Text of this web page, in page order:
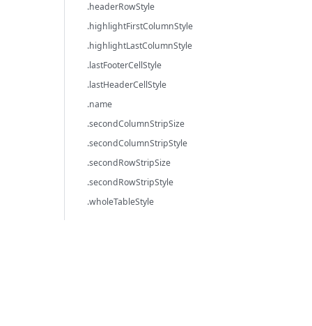
.headerRowStyle
.highlightFirstColumnStyle
.highlightLastColumnStyle
.lastFooterCellStyle
.lastHeaderCellStyle
.name
.secondColumnStripSize
.secondColumnStripStyle
.secondRowStripSize
.secondRowStripStyle
.wholeTableStyle